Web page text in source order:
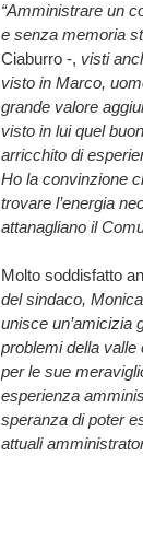
“Amministrare un
e senza memoria
Ciaburro -, visti
visto in Marco,
grande valore
visto in lui quel
arricchito di
Ho la convinzione
trovare l’energia
attanagliano il
Molto soddisfatto
del sindaco,
unisce un’amicizia
problemi della
per le sue
esperienza
speranza di poter
attuali